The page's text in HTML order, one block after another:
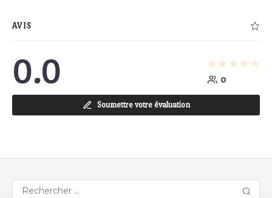
AVIS
0.0 0
Soumettre votre évaluation